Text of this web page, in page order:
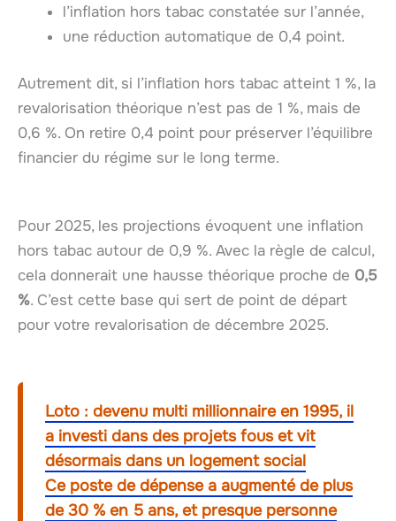
l’inflation hors tabac constatée sur l’année,
une réduction automatique de 0,4 point.
Autrement dit, si l’inflation hors tabac atteint 1 %, la
revalorisation théorique n’est pas de 1 %, mais de
0,6 %. On retire 0,4 point pour préserver l’équilibre
financier du régime sur le long terme.
Pour 2025, les projections évoquent une inflation
hors tabac autour de 0,9 %. Avec la règle de calcul,
cela donnerait une hausse théorique proche de 0,5
%. C’est cette base qui sert de point de départ
pour votre revalorisation de décembre 2025.
Loto : devenu multi millionnaire en 1995, il
a investi dans des projets fous et vit
désormais dans un logement social
Ce poste de dépense a augmenté de plus
de 30 % en 5 ans, et presque personne